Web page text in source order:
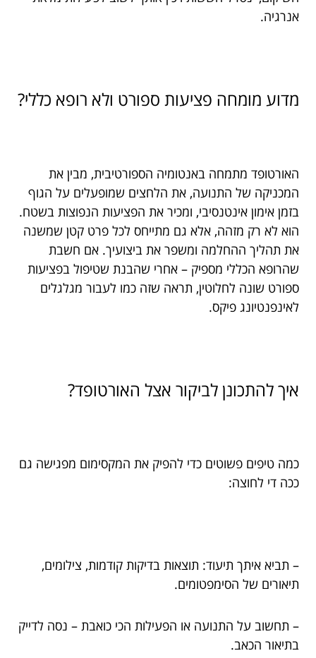
אנרגיה.
מדוע מומחה פציעות ספורט ולא רופא כללי?
האורטופד מתמחה באנטומיה הספורטיבית, מבין את
המכניקה של התנועה, את הלחצים שמופעלים על הגוף
בזמן אימון אינטנסיבי, ומכיר את הפציעות הנפוצות בשטח.
הוא לא רק מזהה, אלא גם מתייחס לכל פרט קטן שמשנה
את תהליך ההחלמה ומשפר את ביצועיך. אם חשבת
שהרופא הכללי מספיק – אחרי שהבנת שטיפול בפציעות
ספורט שונה לחלוטין, תראה שזה כמו לעבור מגלגלים
לאינפנטיונג פיקס.
איך להתכונן לביקור אצל האורטופד?
כמה טיפים פשוטים כדי להפיק את המקסימום מפגישה גם
ככה די לחוצה:
– תביא איתך תיעוד: תוצאות בדיקות קודמות, צילומים,
תיאורים של הסימפטומים.
– תחשוב על התנועה או הפעילות הכי כואבת – נסה לדייק
בתיאור הכאב.